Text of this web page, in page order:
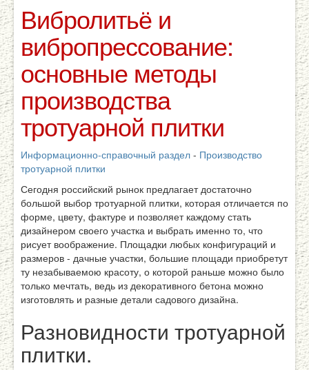
Вибролитьё и
вибропрессование:
основные методы
производства
тротуарной плитки
Информационно-справочный раздел - Производство
тротуарной плитки
Сегодня российский рынок предлагает достаточно
большой выбор тротуарной плитки, которая отличается по
форме, цвету, фактуре и позволяет каждому стать
дизайнером своего участка и выбрать именно то, что
рисует воображение. Площадки любых конфигураций и
размеров - дачные участки, большие площади приобретут
ту незабываемою красоту, о которой раньше можно было
только мечтать, ведь из декоративного бетона можно
изготовлять и разные детали садового дизайна.
Разновидности тротуарной
плитки.